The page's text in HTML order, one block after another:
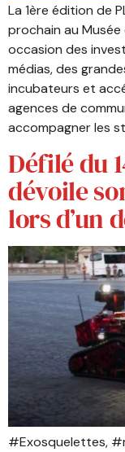
La 1ère édition de
prochain au Musée
occasion des
médias, des
incubateurs et
agences de
accompagner les
Défilé du
dévoile
lors d’un
#Exosquelettes,